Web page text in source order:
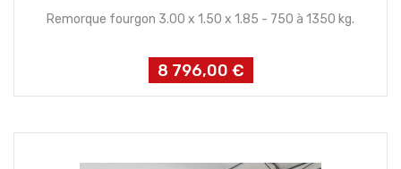
Remorque fourgon 3.00 x 1.50 x 1.85 - 750 à 1350 kg.
Prix
8 796,00 €